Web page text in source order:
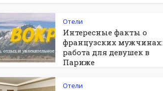
Отели
Интересные факты о
французских мужчинах:
работа для девушек в
Париже
Отели